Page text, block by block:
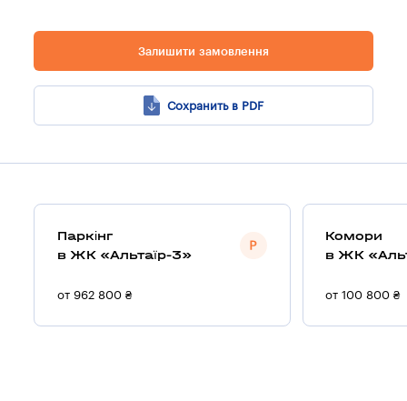
Залишити замовлення
Сохранить в PDF
Паркінг
в ЖК «Альтаїр-3»
от 962 800 ₴
Комори
в ЖК
от 100 800 ₴